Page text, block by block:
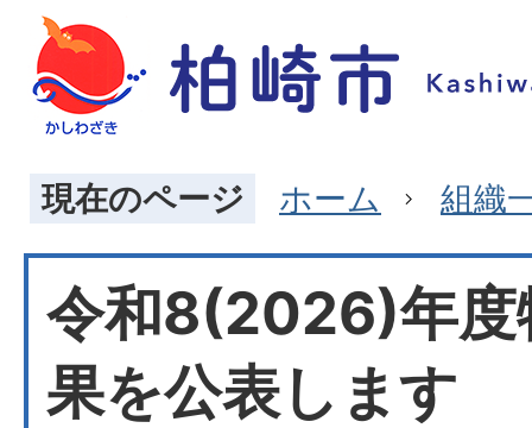
現在のページ ホーム 組織
令和8(2026)年度
果を公表します